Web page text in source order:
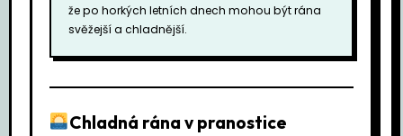
že po horkých letních dnech mohou být rána
svěžejší a chladnější.
Chladná rána v pranostice